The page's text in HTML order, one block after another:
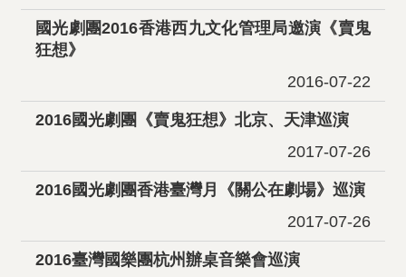
國光劇團2016香港西九文化管理局邀演《賣鬼
狂想》
2016-07-22
2016國光劇團《賣鬼狂想》北京、天津巡演
2017-07-26
2016國光劇團香港臺灣月《關公在劇場》巡演
2017-07-26
2016臺灣國樂團杭州辦桌音樂會巡演